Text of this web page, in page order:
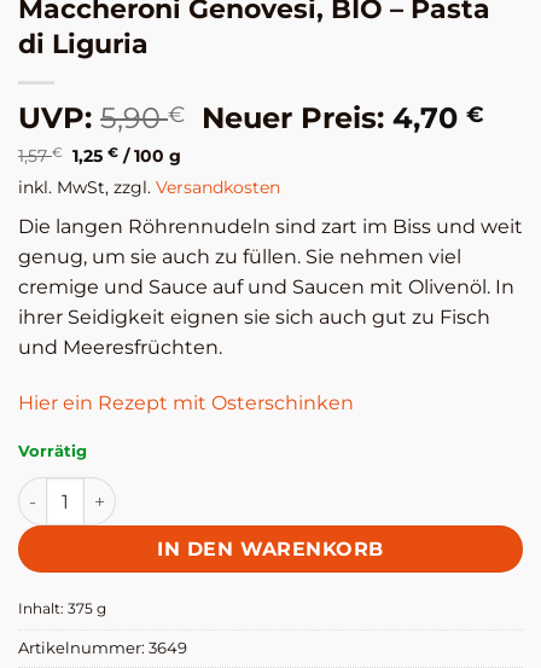
Maccheroni Genovesi, BIO – Pasta
di Liguria
UVP: 5,90€
Ursprünglicher
war:
5,90 €
Neuer Preis: 4,70€
1,57€ 1,25€ /100 g
inkl. MwSt, zzgl. Versandkosten
Die langen Röhrennudeln sind zart im Biss und weit
genug, um sie auch zu füllen. Sie nehmen viel
cremige und Sauce auf und Saucen mit Olivenöl. In
ihrer Seidigkeit eignen sie sich auch gut zu Fisch
und Meeresfrüchten.
Hier ein Rezept mit Osterschinken
Vorrätig
Maccheroni Genovesi, BIO - Pasta di Liguria Menge
IN DEN WARENKORB
Inhalt: 375 g
Artikelnummer: 3649